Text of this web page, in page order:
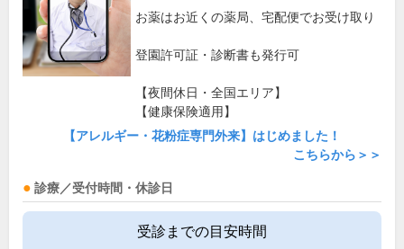
お薬はお近くの薬局、宅配便でお受け取り
登園許可証・診断書も発行可
【夜間休日・全国エリア】
【健康保険適用】
【アレルギー・花粉症専門外来】はじめました！
こちらから＞＞
診療／受付時間・休診日
受診までの目安時間